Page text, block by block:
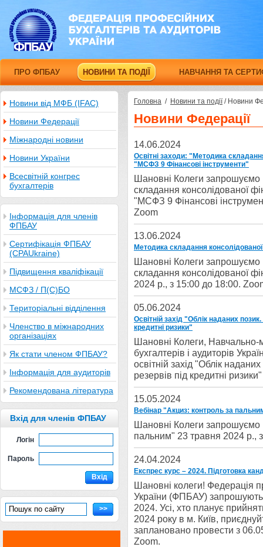
ПРО ФПБАУ НОВИНИ ТА ПОДІЇ НАВЧАННЯ ТА
Новини від МФБ (IFAC)
Новини Федерації
Міжнародні новини
Новини України
Всесвітній конгрес
бухгалтерів
Інформація для членів
ФПБАУ
Сертифікація ФПБАУ
(CPAUkraine)
Підвищення кваліфікації
МСФЗ / П(С)БО
Територіальні відділення
Членство в міжнародних
організаціях
Як стати членом ФПБАУ?
Інформація для аудиторів
Рекомендована література
Вхід для членів ФПБАУ
Логін
Пароль
Вхід
>>
Головна / Новини та події/ Новини
Новини Федерації
14.06.2024
Освітні заходи: "Методика
"МСФЗ 9 Фінансові інструменти"
Шановні Колеги запрошуємо
складання консолідованої
"МСФЗ 9 Фінансові
Zoom
13.06.2024
Методика складання
Шановні Колеги запрошуємо
складання консолідованої
2024 р., з 15:00 до 18:00.
05.06.2024
Освітній захід "Облік наданих
кредитні ризики"
Шановні Колеги, Навчально-
бухгалтерів і аудиторів
освітній захід "Облік
резервів під кредитні
15.05.2024
Вебінар "Акциз: контроль за
Шановні Колеги запрошуємо
пальним" 23 травня 2024 р.,
24.04.2024
Експрес курс – 2024. Підготовка
Шановні колеги! Федерація
України (ФПБАУ) запрошують
2024. Усі, хто планує
2024 року в м. Київ,
заплановано провести з
Zoom.